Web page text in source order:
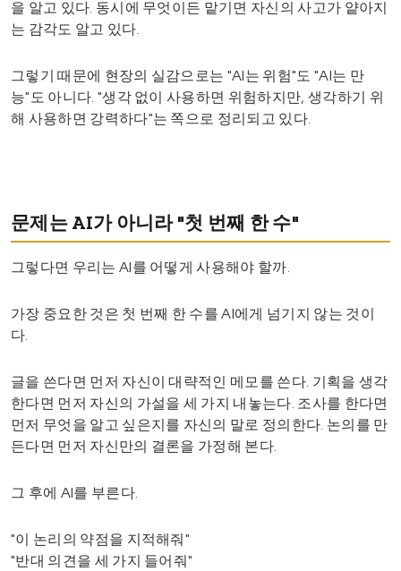
을 알고 있다. 동시에 무엇이든 맡기면 자신의 사고가 얕아지
는 감각도 알고 있다.
그렇기 때문에 현장의 실감으로는 "AI는 위험"도 "AI는 만
능"도 아니다. "생각 없이 사용하면 위험하지만, 생각하기 위
해 사용하면 강력하다"는 쪽으로 정리되고 있다.
문제는 AI가 아니라 "첫 번째 한 수"
그렇다면 우리는 AI를 어떻게 사용해야 할까.
가장 중요한 것은 첫 번째 한 수를 AI에게 넘기지 않는 것이
다.
글을 쓴다면 먼저 자신이 대략적인 메모를 쓴다. 기획을 생각
한다면 먼저 자신의 가설을 세 가지 내놓는다. 조사를 한다면
먼저 무엇을 알고 싶은지를 자신의 말로 정의한다. 논의를 만
든다면 먼저 자신만의 결론을 가정해 본다.
그 후에 AI를 부른다.
"이 논리의 약점을 지적해줘"
"반대 의견을 세 가지 들어줘"